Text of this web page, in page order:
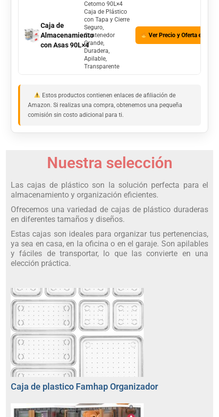
Caja de
Almacenamiento
con Asas 90L×4
Cetomo 90L×4
Caja de Plástico
con Tapa y Cierre
Seguro,
Contenedor
Grande,
Duradera,
Apilable,
Transparente
Ver Precio y Oferta en
Estos productos contienen enlaces de afiliación de
Amazon. Si realizas una compra, obtenemos una pequeña
comisión sin costo adicional para ti.
Nuestra selección
Las cajas de plástico son la solución perfecta para el
almacenamiento y organización eficientes.
Ofrecemos una variedad de cajas de plástico duraderas
en diferentes tamaños y diseños.
Estas cajas son ideales para organizar tus pertenencias,
ya sea en casa, en la oficina o en el garaje. Son apilables
y fáciles de transportar, lo que las convierte en una
elección práctica.
Caja de plastico Famhap Organizador